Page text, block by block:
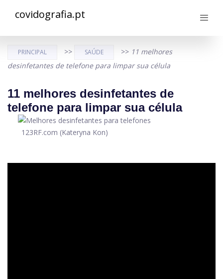
covidografia.pt
PRINCIPAL >> SAÚDE >> 11 melhores
desinfetantes de telefone para limpar sua célula
11 melhores desinfetantes de
telefone para limpar sua célula
123RF.com (Kateryna Kon)